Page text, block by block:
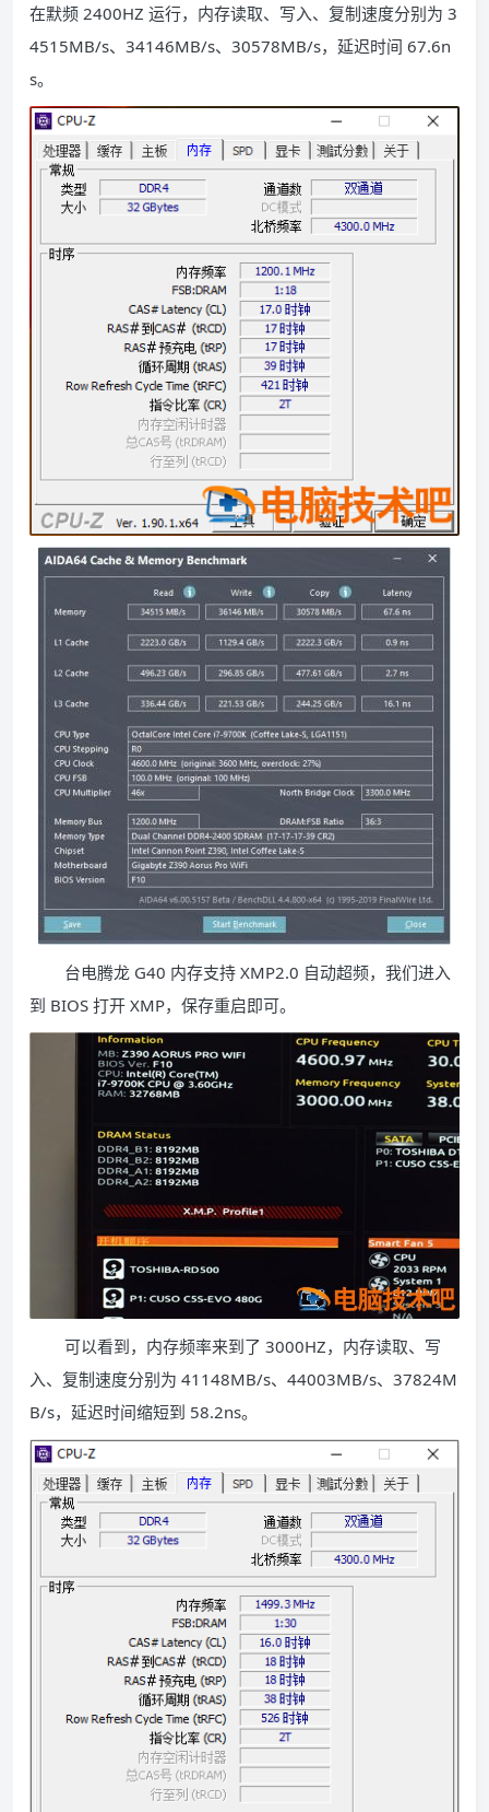
在默频 2400HZ 运行，内存读取、写入、复制速度分别为 3
4515MB/s、34146MB/s、30578MB/s，延迟时间 67.6n
s。
台电腾龙 G40 内存支持 XMP2.0 自动超频，我们进入
到 BIOS 打开 XMP，保存重启即可。
可以看到，内存频率来到了 3000HZ，内存读取、写
入、复制速度分别为 41148MB/s、44003MB/s、37824M
B/s，延迟时间缩短到 58.2ns。